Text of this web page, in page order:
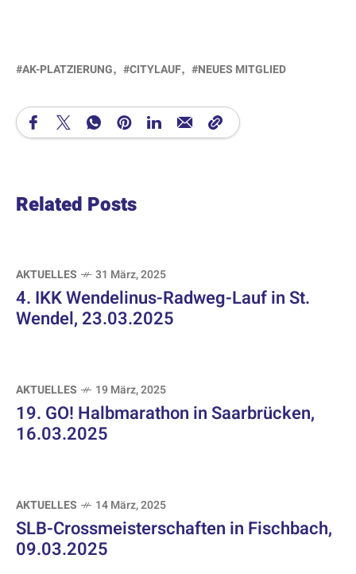
AK-PLATZIERUNG CITYLAUF NEUES MITGLIED
Related Posts
AKTUELLES 31 März, 2025
4. IKK Wendelinus-Radweg-Lauf in St.
Wendel, 23.03.2025
AKTUELLES 19 März, 2025
19. GO! Halbmarathon in Saarbrücken,
16.03.2025
AKTUELLES 14 März, 2025
SLB-Crossmeisterschaften in Fischbach,
09.03.2025